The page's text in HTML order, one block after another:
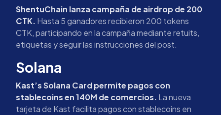
ShentuChain lanza campaña de airdrop de 200
CTK. Hasta 5 ganadores recibieron 200 tokens
CTK, participando en la campaña mediante retuits,
etiquetas y seguir las instrucciones del post.
Solana
Kast’s Solana Card permite pagos con
stablecoins en 140M de comercios. La nueva
tarjeta de Kast facilita pagos con stablecoins en